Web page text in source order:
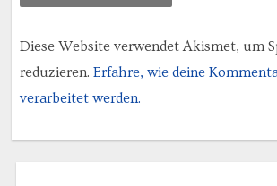
Diese Website verwendet Akismet, um
reduzieren. Erfahre, wie deine
verarbeitet werden.